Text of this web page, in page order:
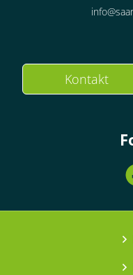
Kontakt